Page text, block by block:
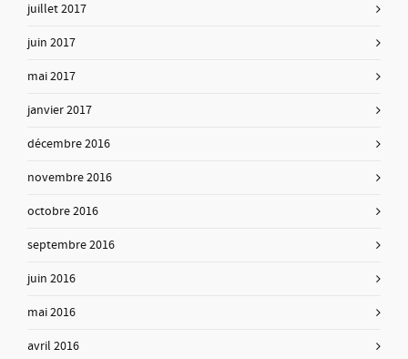
juillet 2017
juin 2017
mai 2017
janvier 2017
décembre 2016
novembre 2016
octobre 2016
septembre 2016
juin 2016
mai 2016
avril 2016